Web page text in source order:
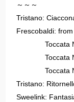
～～～
Tristano:
Frescobaldi:
Toccata
Toccata
Toccata
Tristano:
Sweelink: